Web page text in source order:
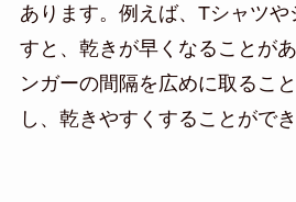
あります。例えば、Tシャツ
すと、乾きが早くなることが
ンガーの間隔を広めに取るこ
し、乾きやすくすることができ